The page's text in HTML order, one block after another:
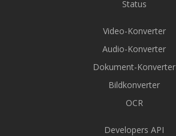
Status
Video-Konverter
Audio-Konverter
Dokument-Konverter
Bildkonverter
OCR
Developers API